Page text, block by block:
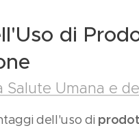
di
Salute Umana e
dell'uso di